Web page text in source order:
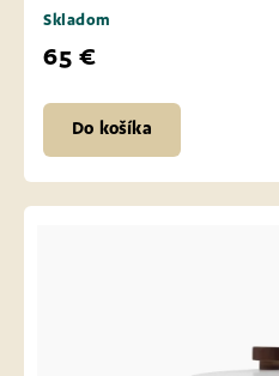
Skladom
65 €
Do košíka